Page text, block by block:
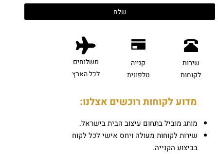
שירות
לקוחות
קנייה
טלפונית
משלוחים
לכל הארץ
מדוע לקוחות רוכשים אצלנו:
מותג מוביל בתחום עיצוב הבית בישראל.
שירות לקוחות מעולה ויחס אישי לכל לקוח
בביצוע הקנייה.